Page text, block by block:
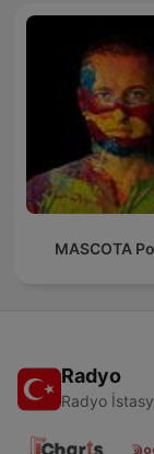
MASCOTA
Radyo
Radyo